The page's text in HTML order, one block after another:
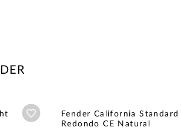
Añadir a wishlist
Fender California Standard
Redondo CE Natural